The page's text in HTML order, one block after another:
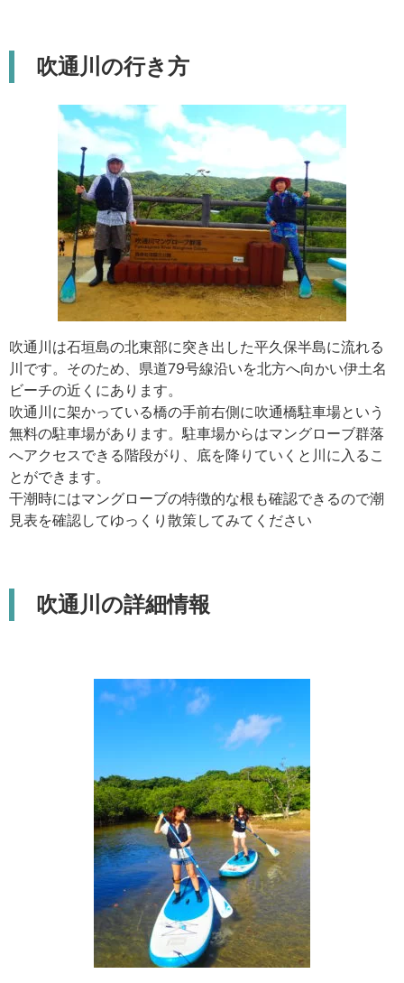
吹通川の行き方
吹通川は石垣島の北東部に突き出した平久保半島に流れる
川です。そのため、県道79号線沿いを北方へ向かい伊土名
ビーチの近くにあります。
吹通川に架かっている橋の手前右側に吹通橋駐車場という
無料の駐車場があります。駐車場からはマングローブ群落
へアクセスできる階段がり、底を降りていくと川に入るこ
とができます。
干潮時にはマングローブの特徴的な根も確認できるので潮
見表を確認してゆっくり散策してみてください
吹通川の詳細情報